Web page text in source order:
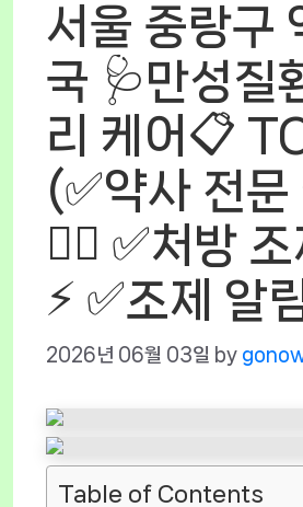
서울 중랑구
국 🩺만성질
리 케어📋
(✅약사 전문
👩‍⚕️ ✅처방
⚡ ✅조제 알
2026년 06월 03일 by
Table of Contents